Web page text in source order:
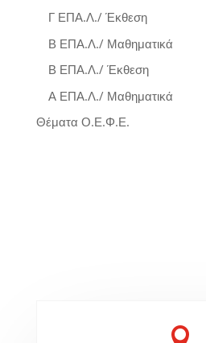
Γ ΕΠΑ.Λ./ Έκθεση
Β ΕΠΑ.Λ./ Μαθηματικά
Β ΕΠΑ.Λ./ Έκθεση
Α ΕΠΑ.Λ./ Μαθηματικά
Θέματα Ο.Ε.Φ.Ε.